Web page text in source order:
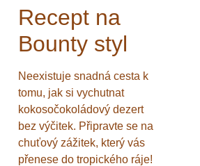
Recept na
Bounty styl
Neexistuje snadná cesta k
tomu, jak si vychutnat
kokosočokoládový dezert
bez výčitek. Připravte se na
chuťový zážitek, který vás
přenese do tropického ráje!